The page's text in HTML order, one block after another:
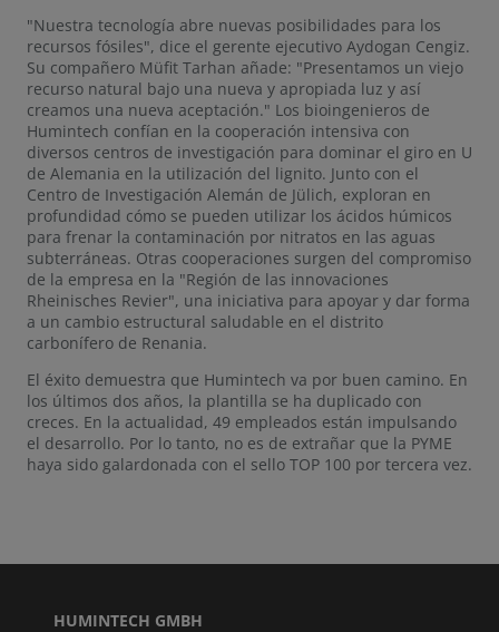
"Nuestra tecnología abre nuevas posibilidades para los
recursos fósiles", dice el gerente ejecutivo Aydogan Cengiz.
Su compañero Müfit Tarhan añade: "Presentamos un viejo
recurso natural bajo una nueva y apropiada luz y así
creamos una nueva aceptación." Los bioingenieros de
Humintech confían en la cooperación intensiva con
diversos centros de investigación para dominar el giro en U
de Alemania en la utilización del lignito. Junto con el
Centro de Investigación Alemán de Jülich, exploran en
profundidad cómo se pueden utilizar los ácidos húmicos
para frenar la contaminación por nitratos en las aguas
subterráneas. Otras cooperaciones surgen del compromiso
de la empresa en la "Región de las innovaciones
Rheinisches Revier", una iniciativa para apoyar y dar forma
a un cambio estructural saludable en el distrito
carbonífero de Renania.
El éxito demuestra que Humintech va por buen camino. En
los últimos dos años, la plantilla se ha duplicado con
creces. En la actualidad, 49 empleados están impulsando
el desarrollo. Por lo tanto, no es de extrañar que la PYME
haya sido galardonada con el sello TOP 100 por tercera vez.
HUMINTECH GMBH